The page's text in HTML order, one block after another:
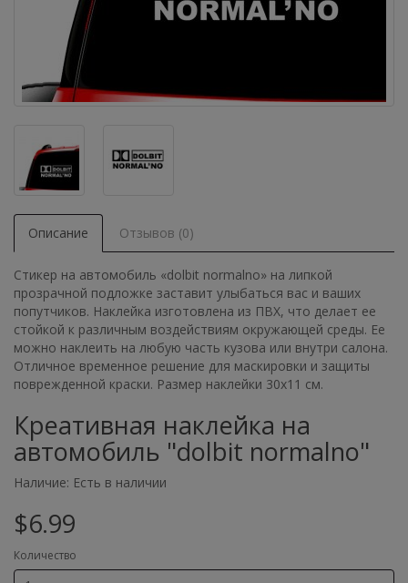
Описание Отзывов (0)
Стикер на автомобиль «dolbit normalno» на липкой
прозрачной подложке заставит улыбаться вас и ваших
попутчиков. Наклейка изготовлена из ПВХ, что делает ее
стойкой к различным воздействиям окружающей среды. Ее
можно наклеить на любую часть кузова или внутри салона.
Отличное временное решение для маскировки и защиты
поврежденной краски. Размер наклейки 30х11 см.
Креативная наклейка на
автомобиль "dolbit normalno"
Наличие: Есть в наличии
$6.99
Количество